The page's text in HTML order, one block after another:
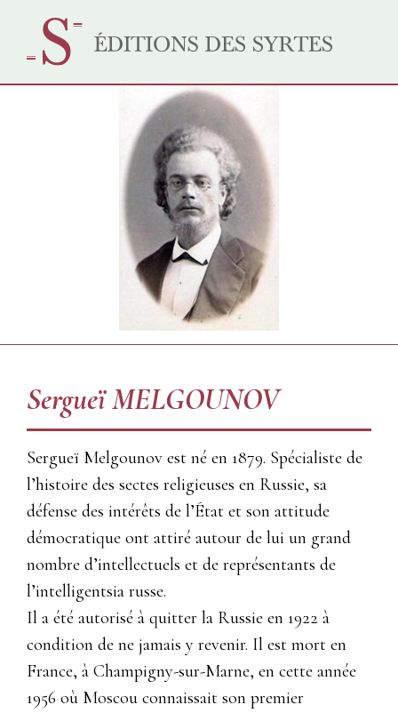
Sergueï MELGOUNOV
Sergueï Melgounov est né en 1879. Spécialiste de
l’histoire des sectes religieuses en Russie, sa
défense des intérêts de l’État et son attitude
démocratique ont attiré autour de lui un grand
nombre d’intellectuels et de représentants de
l’intelligentsia russe.
Il a été autorisé à quitter la Russie en 1922 à
condition de ne jamais y revenir. Il est mort en
France, à Champigny-sur-Marne, en cette année
1956 où Moscou connaissait son premier